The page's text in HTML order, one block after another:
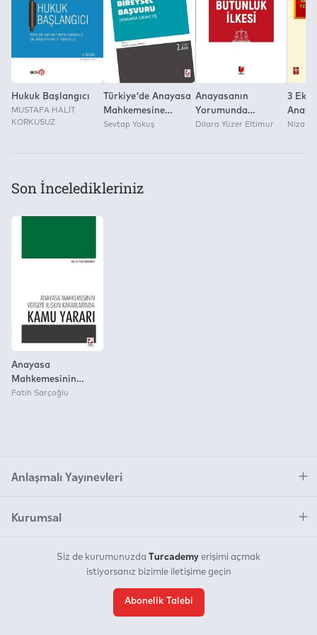
ikinci kısmında ise çalışmamız kapsamındaki
kararlarda Anayasa Mahkemesi’nin hukukilik
denetimi mi yoksa yerindelik denetimi mi yaptığı
incelenmekte ve değerlendirilmektedir.
Hukuk Başlangıcı
MUSTAFA HALİT
KORKUSUZ
Türkiye'de Anayasa
Mahkemesine
Bireysel Başvuru
Sevtap Yokuş
Anayasanın
Yorumunda
Bütünlük İlkesi
Dilara Yüzer Eltimur
3
Son İnceledikleriniz
Anayasa
Mahkemesinin
Vergiye İlişkin
Fatih Sarçoğlu
Anlaşmalı Yayınevleri
Kurumsal
Siz de kurumunuzda Turcademy erişimi açmak
istiyorsanız bizimle iletişime geçin
Abonelik Talebi